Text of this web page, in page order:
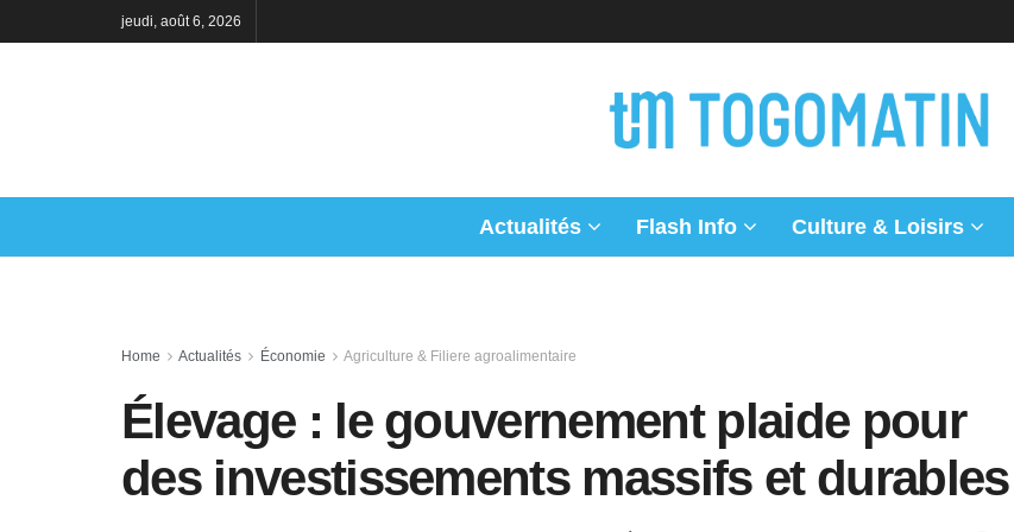
jeudi, août 6, 2026
Actualités Flash Info Culture & Loisirs
Home Actualités Économie Agriculture & Filiere agroalimentaire
Élevage : le gouvernement plaide pour
des investissements massifs et durables